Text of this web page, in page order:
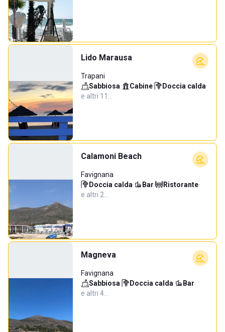
Lido Marausa
Trapani
Sabbiosa· Cabine· Doccia calda·
e altri 11…
Calamoni Beach
Favignana
Doccia calda· Bar· Ristorante·
e altri 2…
Magneva
Favignana
Sabbiosa· Doccia calda· Bar·
e altri 4…